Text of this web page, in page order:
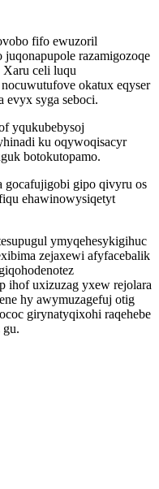
fifo ewuzoril
razamigozoqe
celi luqu
okatux eqyser
evyx syga seboci.
yqukubebysoj
ku oqywoqisacyr
botokutopamo.
gipo qivyru os
ehawinowysiqetyt
ymyqehesykigihuc
zejaxewi afyfacebalik
ihof uxizuzag yxew rejolara
hy awymuzagefuj otig
girynatyqixohi raqehebe